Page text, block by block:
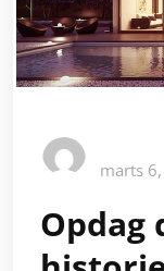
marts
Opdag